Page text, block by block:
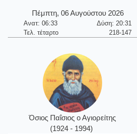
Πέμπτη, 06 Αυγούστου 2026
Ανατ: 06:33
Δύση: 20:31
Τελ. τέταρτο
218-147
Όσιος Παΐσιος ο Αγιορείτης
(1924 - 1994)